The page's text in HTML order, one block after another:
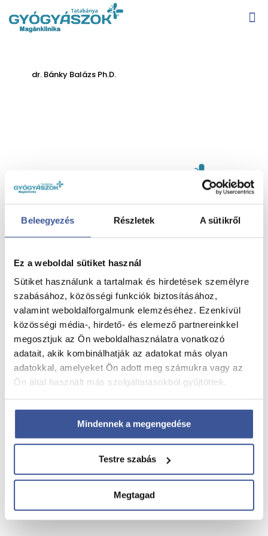
Beleegyezés Részletek A sütikről
Ez a weboldal sütiket használ
Sütiket használunk a tartalmak és hirdetések személyre
szabásához, közösségi funkciók biztosításához,
valamint weboldalforgalmunk elemzéséhez. Ezenkívül
közösségi média-, hirdető- és elemező partnereinkkel
megosztjuk az Ön weboldalhasználatra vonatkozó
adatait, akik kombinálhatják az adatokat más olyan
adatokkal, amelyeket Ön adott meg számukra vagy az
Ön által használt más szolgáltatásokból gyűjtöttek.
Mindennek a megengedése
Testre szabás
Megtagad
dr. Bánky Balázs Ph.D.
Őssejtkezelés
→
4D Babamozi
→
Szolgáltatások
→
Tájékoztatók
→
Pályázatok
→
Impresszum
+36 34 200 482